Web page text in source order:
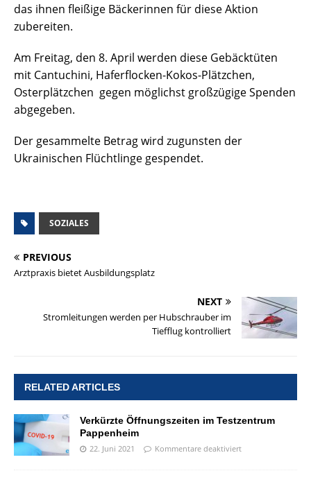
das ihnen fleißige Bäckerinnen für diese Aktion
zubereiten.
Am Freitag, den 8. April werden diese Gebäcktüten
mit Cantuchini, Haferflocken-Kokos-Plätzchen,
Osterplätzchen gegen möglichst großzügige Spenden
abgegeben.
Der gesammelte Betrag wird zugunsten der
Ukrainischen Flüchtlinge gespendet.
SOZIALES
PREVIOUS
Arztpraxis bietet Ausbildungsplatz
NEXT
Stromleitungen werden per Hubschrauber im
Tiefflug kontrolliert
RELATED ARTICLES
Verkürzte Öffnungszeiten im Testzentrum
Pappenheim
22. Juni 2021 Kommentare deaktiviert